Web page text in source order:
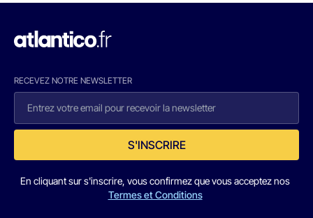
RECEVEZ NOTRE NEWSLETTER
S'INSCRIRE
En cliquant sur s'inscrire, vous confirmez que vous acceptez nos
Termes et Conditions